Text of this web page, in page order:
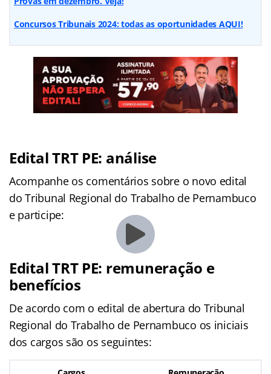
Concursos Tribunais 2024: todas as oportunidades AQUI!
Edital TRT PE: análise
Acompanhe os comentários sobre o novo edital
do Tribunal Regional do Trabalho de Pernambuco
e participe:
Edital TRT PE: remuneração e
benefícios
De acordo com o edital de abertura do Tribunal
Regional do Trabalho de Pernambuco os iniciais
dos cargos são os seguintes: